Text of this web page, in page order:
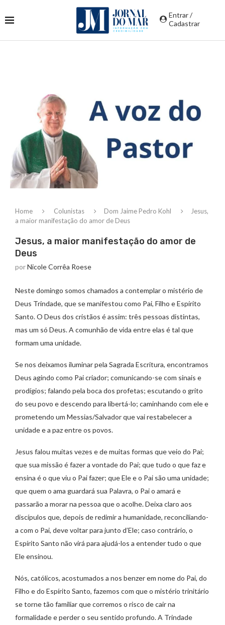
Entrar /
Cadastrar
Home Colunistas Dom Jaime Pedro Kohl
Jesus,
a maior manifestação do amor de Deus
Jesus, a maior manifestação do amor de
Deus
porNicole Corrêa Roese
Neste domingo somos chamados a contemplar o mistério de
Deus Trindade, que se manifestou como Pai, Filho e Espírito
Santo. O Deus dos cristãos é assim: três pessoas distintas,
mas um só Deus. A comunhão de vida entre elas é tal que
formam uma unidade.
Se nos deixamos iluminar pela Sagrada Escritura, encontramos
Deus agindo como Pai criador; comunicando-se com sinais e
prodígios; falando pela boca dos profetas; escutando o grito
do seu povo e descendo para libertá-lo; caminhando com ele e
prometendo um Messias/Salvador que vai restabelecer a
unidade e a paz entre os povos.
Jesus falou muitas vezes e de muitas formas que veio do Pai;
que sua missão é fazer a vontade do Pai; que tudo o que faz e
ensina é o que viu o Pai fazer; que Ele e o Pai são uma unidade;
que quem o ama guardará sua Palavra, o Pai o amará e
passarão a morar na pessoa que o acolhe. Deixa claro aos
discípulos que, depois de redimir a humanidade, reconciliando-
a com o Pai, deve voltar para junto d’Ele; caso contrário, o
Espírito Santo não virá para ajudá-los a entender tudo o que
Ele ensinou.
Nós, católicos, acostumados a nos benzer em nome do Pai, do
Filho e do Espírito Santo, fazemos com que o mistério trinitário
se torne tão familiar que corremos o risco de cair na
formalidade e perder o seu sentido profundo. A Trindade